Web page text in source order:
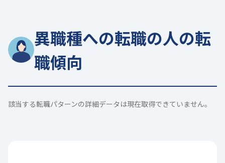
異職種への転職の人の転
職傾向
該当する転職パターンの詳細データは現在取得できていません。